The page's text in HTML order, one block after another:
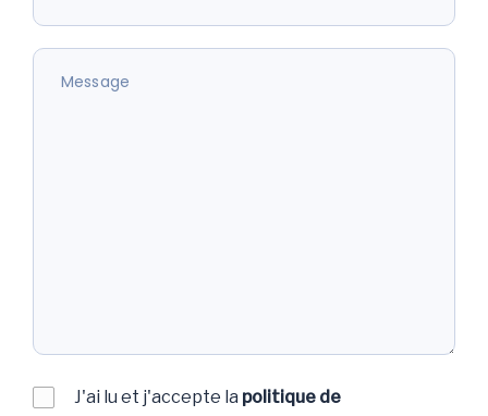
J'ai lu et j'accepte la politique de